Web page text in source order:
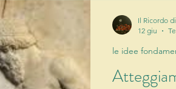
eventi
le idee
Il Ricordo
12 giu